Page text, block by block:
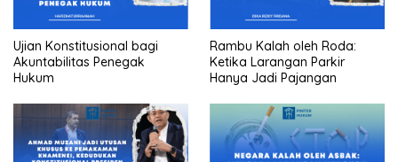
Ujian Konstitusional bagi
Akuntabilitas Penegak
Hukum
Rambu Kalah oleh Roda:
Ketika Larangan Parkir
Hanya Jadi Pajangan